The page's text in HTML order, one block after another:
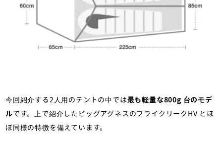
今回紹介する2人用のテントの中では最も軽量な800g 台のモデ
ルです。上で紹介したビッグアグネスのフライクリークHV とほ
ぼ同様の特徴を備えています。